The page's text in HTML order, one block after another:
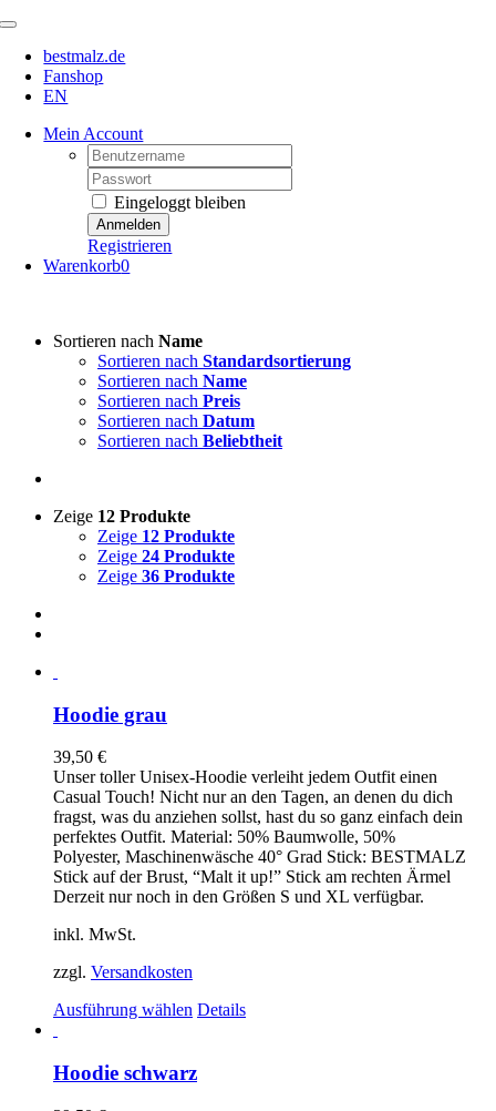
Zum
springen
Toggle
Navigationbestmalz.de
Fanshop
EN
Mein Account
Username:
Password:
Eingeloggt bleiben
Registrieren
Warenkorb0
Sortieren nach Name
Sortieren nach Standardsortierung
Sortieren nach Name
Sortieren nach Preis
Sortieren nach Datum
Sortieren nach Beliebtheit
Zeige 12 Produkte
Zeige 12 Produkte
Zeige 24 Produkte
Zeige 36 Produkte
Hoodie grau
39,50 €
Unser toller Unisex-Hoodie verleiht jedem Outfit einen
Casual Touch! Nicht nur an den Tagen, an denen du dich
fragst, was du anziehen sollst, hast du so ganz einfach dein
perfektes Outfit. Material: 50% Baumwolle, 50%
Polyester, Maschinenwäsche 40° Grad Stick: BESTMALZ
Stick auf der Brust, “Malt it up!” Stick am rechten Ärmel
Derzeit nur noch in den Größen S und XL verfügbar.
inkl. MwSt.
zzgl. Versandkosten
Ausführung wählen Dieses
mehrere
Varianten
Details
Hoodie schwarz